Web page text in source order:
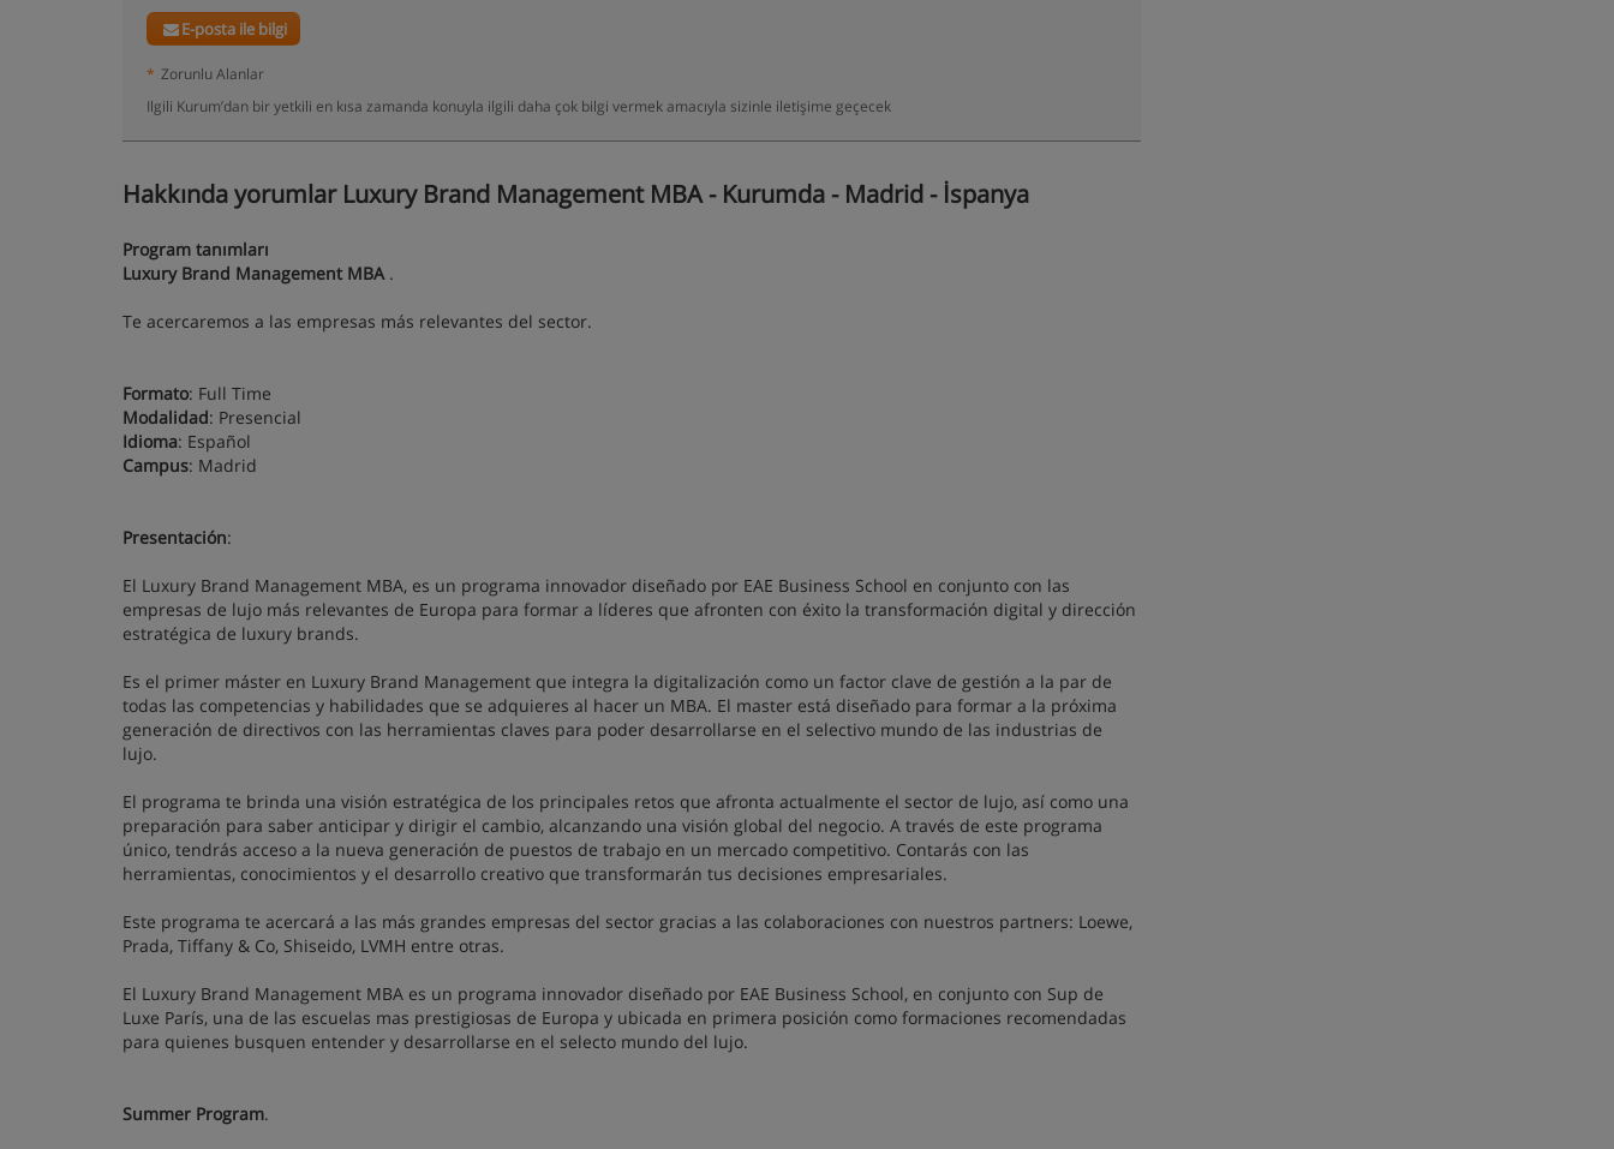
E-posta ile bilgi
* Zorunlu Alanlar
Ilgili Kurum’dan bir yetkili en kısa zamanda konuyla ilgili daha çok bilgi vermek amacıyla sizinle iletişime geçecek
Hakkında yorumlar Luxury Brand Management MBA - Kurumda - Madrid - İspanya
Program tanımları
Luxury Brand Management MBA.
Te acercaremos a las empresas más relevantes del sector.
Formato: Full Time
Modalidad: Presencial
Idioma: Español
Campus: Madrid
Presentación:
El Luxury Brand Management MBA, es un programa innovador diseñado por EAE Business School en conjunto con las
empresas de lujo más relevantes de Europa para formar a líderes que afronten con éxito la transformación digital y dirección
estratégica de luxury brands.
Es el primer máster en Luxury Brand Management que integra la digitalización como un factor clave de gestión a la par de
todas las competencias y habilidades que se adquieres al hacer un MBA. El master está diseñado para formar a la próxima
generación de directivos con las herramientas claves para poder desarrollarse en el selectivo mundo de las industrias de
lujo.
El programa te brinda una visión estratégica de los principales retos que afronta actualmente el sector de lujo, así como una
preparación para saber anticipar y dirigir el cambio, alcanzando una visión global del negocio. A través de este programa
único, tendrás acceso a la nueva generación de puestos de trabajo en un mercado competitivo. Contarás con las
herramientas, conocimientos y el desarrollo creativo que transformarán tus decisiones empresariales.
Este programa te acercará a las más grandes empresas del sector gracias a las colaboraciones con nuestros partners: Loewe,
Prada, Tiffany & Co, Shiseido, LVMH entre otras.
El Luxury Brand Management MBA es un programa innovador diseñado por EAE Business School, en conjunto con Sup de
Luxe París, una de las escuelas mas prestigiosas de Europa y ubicada en primera posición como formaciones recomendadas
para quienes busquen entender y desarrollarse en el selecto mundo del lujo.
Summer Program.